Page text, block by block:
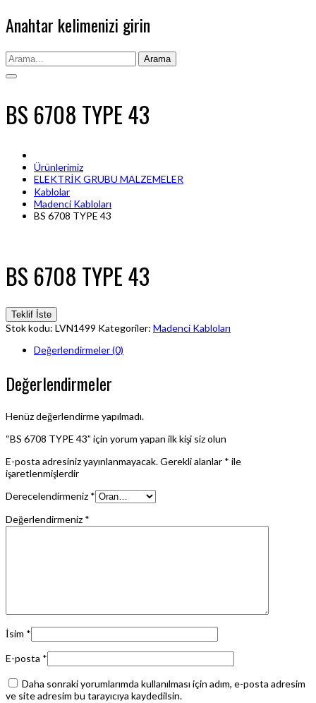
Anahtar kelimenizi girin
Arama
BS 6708 TYPE 43
Ürünlerimiz
ELEKTRİK GRUBU MALZEMELER
Kablolar
Madenci Kabloları
BS 6708 TYPE 43
BS 6708 TYPE 43
Teklif İste
Stok kodu: LVN1499 Kategoriler: Madenci Kabloları
Değerlendirmeler (0)
Değerlendirmeler
Henüz değerlendirme yapılmadı.
“BS 6708 TYPE 43” için yorum yapan ilk kişi siz olun
E-posta adresiniz yayınlanmayacak.Gerekli alanlar * ile
işaretlenmişlerdir
Derecelendirmeniz *
Değerlendirmeniz *
İsim *
E-posta *
Daha sonraki yorumlarımda kullanılması için adım, e-posta adresim
ve site adresim bu tarayıcıya kaydedilsin.